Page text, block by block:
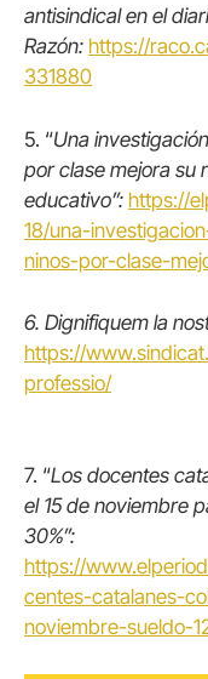
antisindical en el
Razón: https://
331880
5. “Una
por clase mejora su
educativo”: https://
18/una-
ninos-por-clase-
6. Dignifiquem la
https://
professio/
7. “Los docentes
el 15 de noviembre
30%”:
https://
centes-catalanes-
noviembre-sueldo-